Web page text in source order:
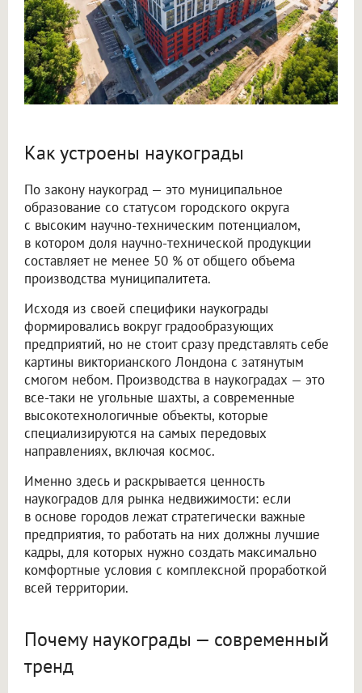
Как устроены наукограды
По закону наукоград — это муниципальное
образование со статусом городского округа
с высоким научно-техническим потенциалом,
в котором доля научно-технической продукции
составляет не менее 50 % от общего объема
производства муниципалитета.
Исходя из своей специфики наукограды
формировались вокруг градообразующих
предприятий, но не стоит сразу представлять себе
картины викторианского Лондона с затянутым
смогом небом. Производства в наукоградах — это
все-таки не угольные шахты, а современные
высокотехнологичные объекты, которые
специализируются на самых передовых
направлениях, включая космос.
Именно здесь и раскрывается ценность
наукоградов для рынка недвижимости: если
в основе городов лежат стратегически важные
предприятия, то работать на них должны лучшие
кадры, для которых нужно создать максимально
комфортные условия с комплексной проработкой
всей территории.
Почему наукограды — современный
тренд